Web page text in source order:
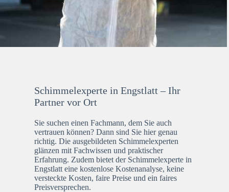
Schimmelexperte in Engstlatt – Ihr
Partner vor Ort
Sie suchen einen Fachmann, dem Sie auch
vertrauen können? Dann sind Sie hier genau
richtig. Die ausgebildeten Schimmelexperten
glänzen mit Fachwissen und praktischer
Erfahrung. Zudem bietet der Schimmelexperte in
Engstlatt eine kostenlose Kostenanalyse, keine
versteckte Kosten, faire Preise und ein faires
Preisversprechen.